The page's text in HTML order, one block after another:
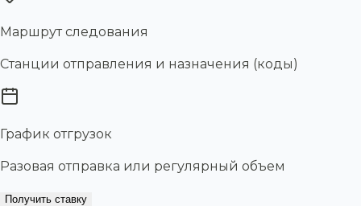
Маршрут следования
Станции отправления и назначения (коды)
График отгрузок
Разовая отправка или регулярный объем
Получить ставку